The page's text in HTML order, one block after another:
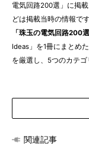
電気回路200選」に掲
どは掲載当時の情報で
「珠玉の電気回路200選
Ideas」を1冊にまとめ
を厳選し、5つのカテゴ
関連記事